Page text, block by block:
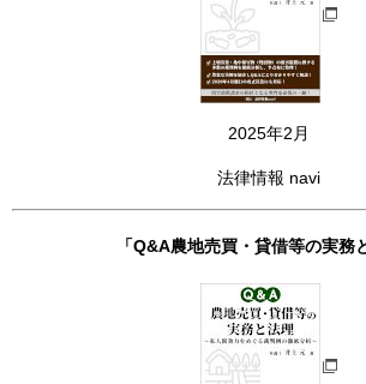
2025年2月
法律情報 navi
「Q&A農地売買・貸借等の実務